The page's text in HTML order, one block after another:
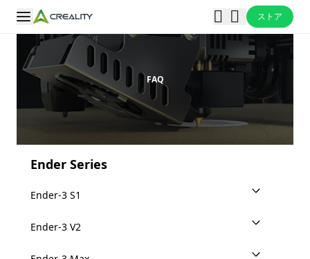
ストア
FAQ
Ender Series
Ender-3 S1
Ender-3 V2